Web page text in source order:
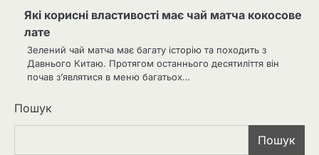
Які корисні властивості має чай матча кокосове
лате
Зелений чай матча має багату історію та походить з
Давнього Китаю. Протягом останнього десятиліття він
почав з’являтися в меню багатьох…
Пошук
Пошук